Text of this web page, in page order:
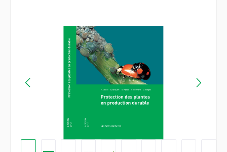
Bildergalerie überspringen